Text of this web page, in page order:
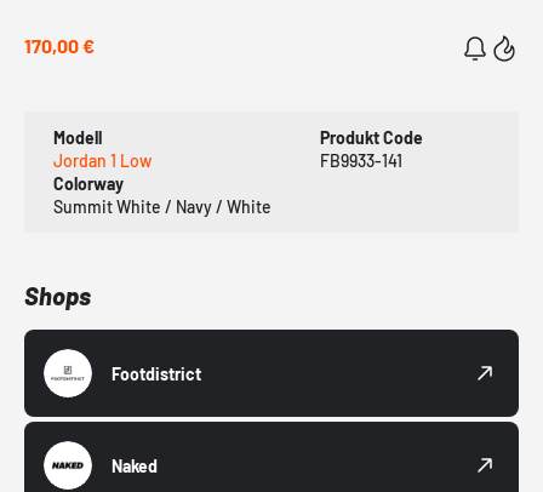
170,00 €
Modell
Jordan 1 Low
Produkt Code
FB9933-141
Colorway
Summit White / Navy / White
Shops
Footdistrict
Naked